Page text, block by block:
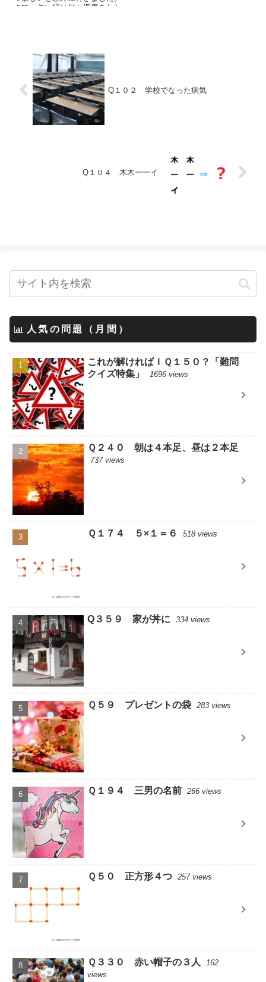
さて、占い師は何と返事をした
Q１０２ 学校でなった病気
Q１０４ 木木一一イ
人気の問題（月間）
これが解ければＩＱ１５０？「難問
クイズ特集」
1696 views
Ｑ２４０ 朝は４本足、昼は２本足
737 views
Ｑ１７４ ５×１＝６ 518 views
Q３５９ 家が丼に 334 views
Ｑ５９ プレゼントの袋 283 views
Ｑ１９４ 三男の名前 266 views
Ｑ５０ 正方形４つ 257 views
Ｑ３３０ 赤い帽子の３人
162
views